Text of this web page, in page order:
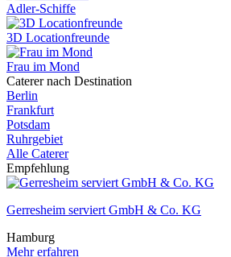
Adler-Schiffe
3D Locationfreunde
Frau im Mond
Caterer nach Destination
Berlin
Frankfurt
Potsdam
Ruhrgebiet
Alle Caterer
Empfehlung
Gerresheim serviert GmbH & Co. KG
Hamburg
Mehr erfahren